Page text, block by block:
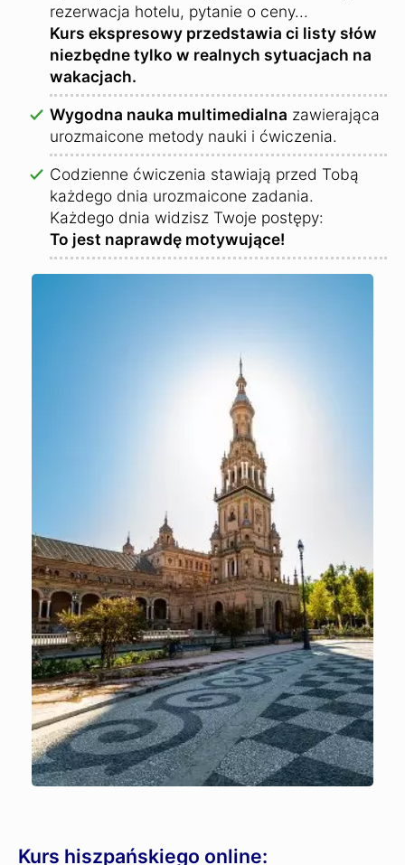
rezerwacja hotelu, pytanie o ceny...
Kurs ekspresowy przedstawia ci listy słów
niezbędne tylko w realnych sytuacjach na
wakacjach.
Wygodna nauka multimedialna zawierająca
urozmaicone metody nauki i ćwiczenia.
Codzienne ćwiczenia stawiają przed Tobą
każdego dnia urozmaicone zadania.
Każdego dnia widzisz Twoje postępy:
To jest naprawdę motywujące!
Kurs hiszpańskiego online: